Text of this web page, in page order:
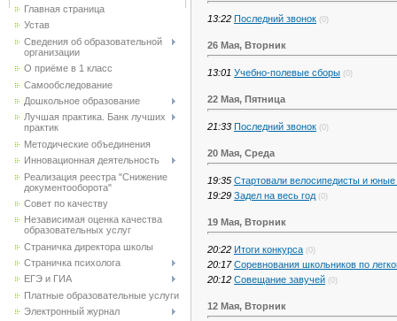
Главная страница
Устав
Сведения об образовательной
организации
О приёме в 1 класс
Самообследование
Дошкольное образование
Лучшая практика. Банк лучших
практик
Методические объединения
Инновационная деятельность
Реализация реестра "Снижение
документооборота"
Совет по качеству
Независимая оценка качества
образовательных услуг
Страничка директора школы
Страничка психолога
ЕГЭ и ГИА
Платные образовательные услуги
Электронный журнал
13:22 Последний звонок (0)
26 Мая, Вторник
13:01 Учебно-полевые сборы (0)
22 Мая, Пятница
21:33 Последний звонок (0)
20 Мая, Среда
19:35 Стартовали велосипедисты и
19:29 Задел на весь год (0)
19 Мая, Вторник
20:22 Итоги конкурса (0)
20:17 Соревнования школьников по
20:12 Совещание завучей (0)
12 Мая, Вторник